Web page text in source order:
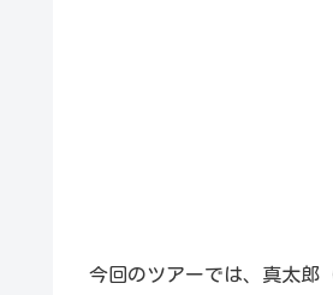
今回のツアーでは、真太郎